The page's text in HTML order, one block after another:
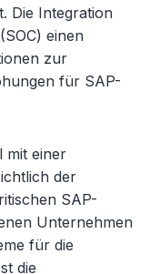
Die Integration
einen
zur
für SAP-
mit einer
der
SAP-
Unternehmen
für die
die